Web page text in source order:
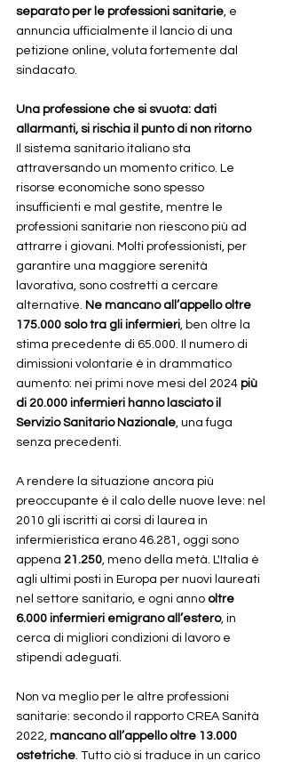
separato per le professioni sanitarie, e
annuncia ufficialmente il lancio di una
petizione online, voluta fortemente dal
sindacato.
Una professione che si svuota: dati
allarmanti, si rischia il punto di non ritorno
Il sistema sanitario italiano sta
attraversando un momento critico. Le
risorse economiche sono spesso
insufficienti e mal gestite, mentre le
professioni sanitarie non riescono più ad
attrarre i giovani. Molti professionisti, per
garantire una maggiore serenità
lavorativa, sono costretti a cercare
alternative. Ne mancano all’appello oltre
175.000 solo tra gli infermieri, ben oltre la
stima precedente di 65.000. Il numero di
dimissioni volontarie è in drammatico
aumento: nei primi nove mesi del 2024 più
di 20.000 infermieri hanno lasciato il
Servizio Sanitario Nazionale, una fuga
senza precedenti.
A rendere la situazione ancora più
preoccupante è il calo delle nuove leve: nel
2010 gli iscritti ai corsi di laurea in
infermieristica erano 46.281, oggi sono
appena 21.250, meno della metà. L'Italia è
agli ultimi posti in Europa per nuovi laureati
nel settore sanitario, e ogni anno oltre
6.000 infermieri emigrano all’estero, in
cerca di migliori condizioni di lavoro e
stipendi adeguati.
Non va meglio per le altre professioni
sanitarie: secondo il rapporto CREA Sanità
2022, mancano all’appello oltre 13.000
ostetriche. Tutto ciò si traduce in un carico